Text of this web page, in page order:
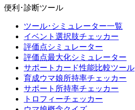
便利･診断ツール
ツール･シミュレーター一覧
イベント選択肢チェッカー
評価点シミュレーター
評価点最大化シミュレーター
サポートカード性能比較ツール
育成ウマ娘所持率チェッカー
サポート所持率チェッカー
トロフィーチェッカー